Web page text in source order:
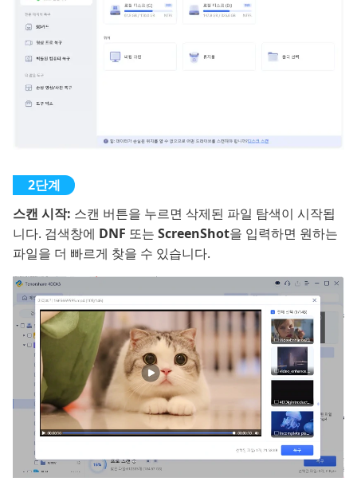
스캔 시작: 스캔 버튼을 누르면 삭제된 파일 탐색이 시작됩
니다. 검색창에 DNF 또는 ScreenShot을 입력하면 원하는
파일을 더 빠르게 찾을 수 있습니다.